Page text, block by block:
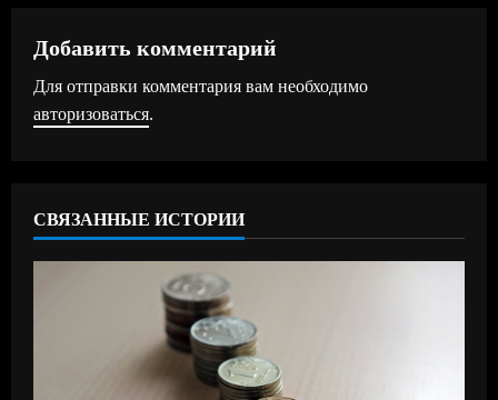
ж
и
ч
Добавить комментарий
Для отправки комментария вам необходимо
авторизоваться.
СВЯЗАННЫЕ ИСТОРИИ